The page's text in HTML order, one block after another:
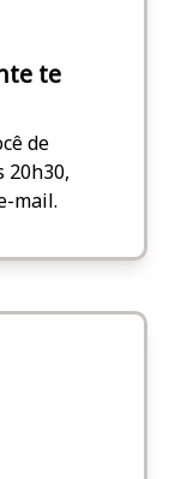
te
de
20h30,
mail.